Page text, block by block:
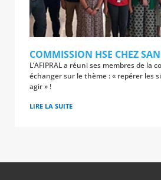
COMMISSION HSE CHEZ
L’AFIPRAL a réuni ses membres de la
échanger sur le thème : « repérer les
agir » !
LIRE LA SUITE